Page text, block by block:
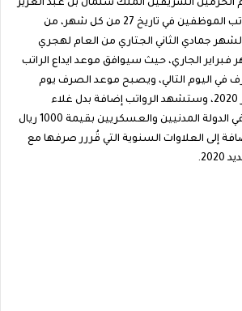
الحرمين الشريفين الملك سلمان بن عبد العزيز
بتوحيد موعد صرف رواتب الموظفين في تاريخ 27 من كل شهر، من
لشهر جمادي الثاني الجتاري من العام لهجري
من شهر فبراير الجاري، حيث سيوافق موعد ايداع الراتب
في اليوم التالي، ويصبح موعد الصرف يوم
الأحد الموافق 28 فبراير 2020، وستشهد الرواتب إضافة بدل غلاء
معيشة تُصرف لموظفي الدولة المدنيين والعسكريين بقيمة 1000 ريال
إلى العلاوات السنوية التي قُررر صرفها مع